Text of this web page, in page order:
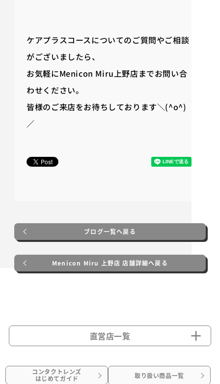
ケアプラスコースについてのご質問やご相談
がございましたら、
お気軽にMenicon Miru上野店までお問い合
わせください。
皆様のご来店をお待ちしております＼(^o^)
／
ブログ一覧へ戻る
Menicon Miru 上野店 店舗詳細へ戻る
直営店一覧
コンタクトレンズ
はじめてガイド 取り扱い商品一覧